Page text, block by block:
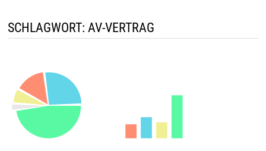
SCHLAGWORT: AV-VERTRAG